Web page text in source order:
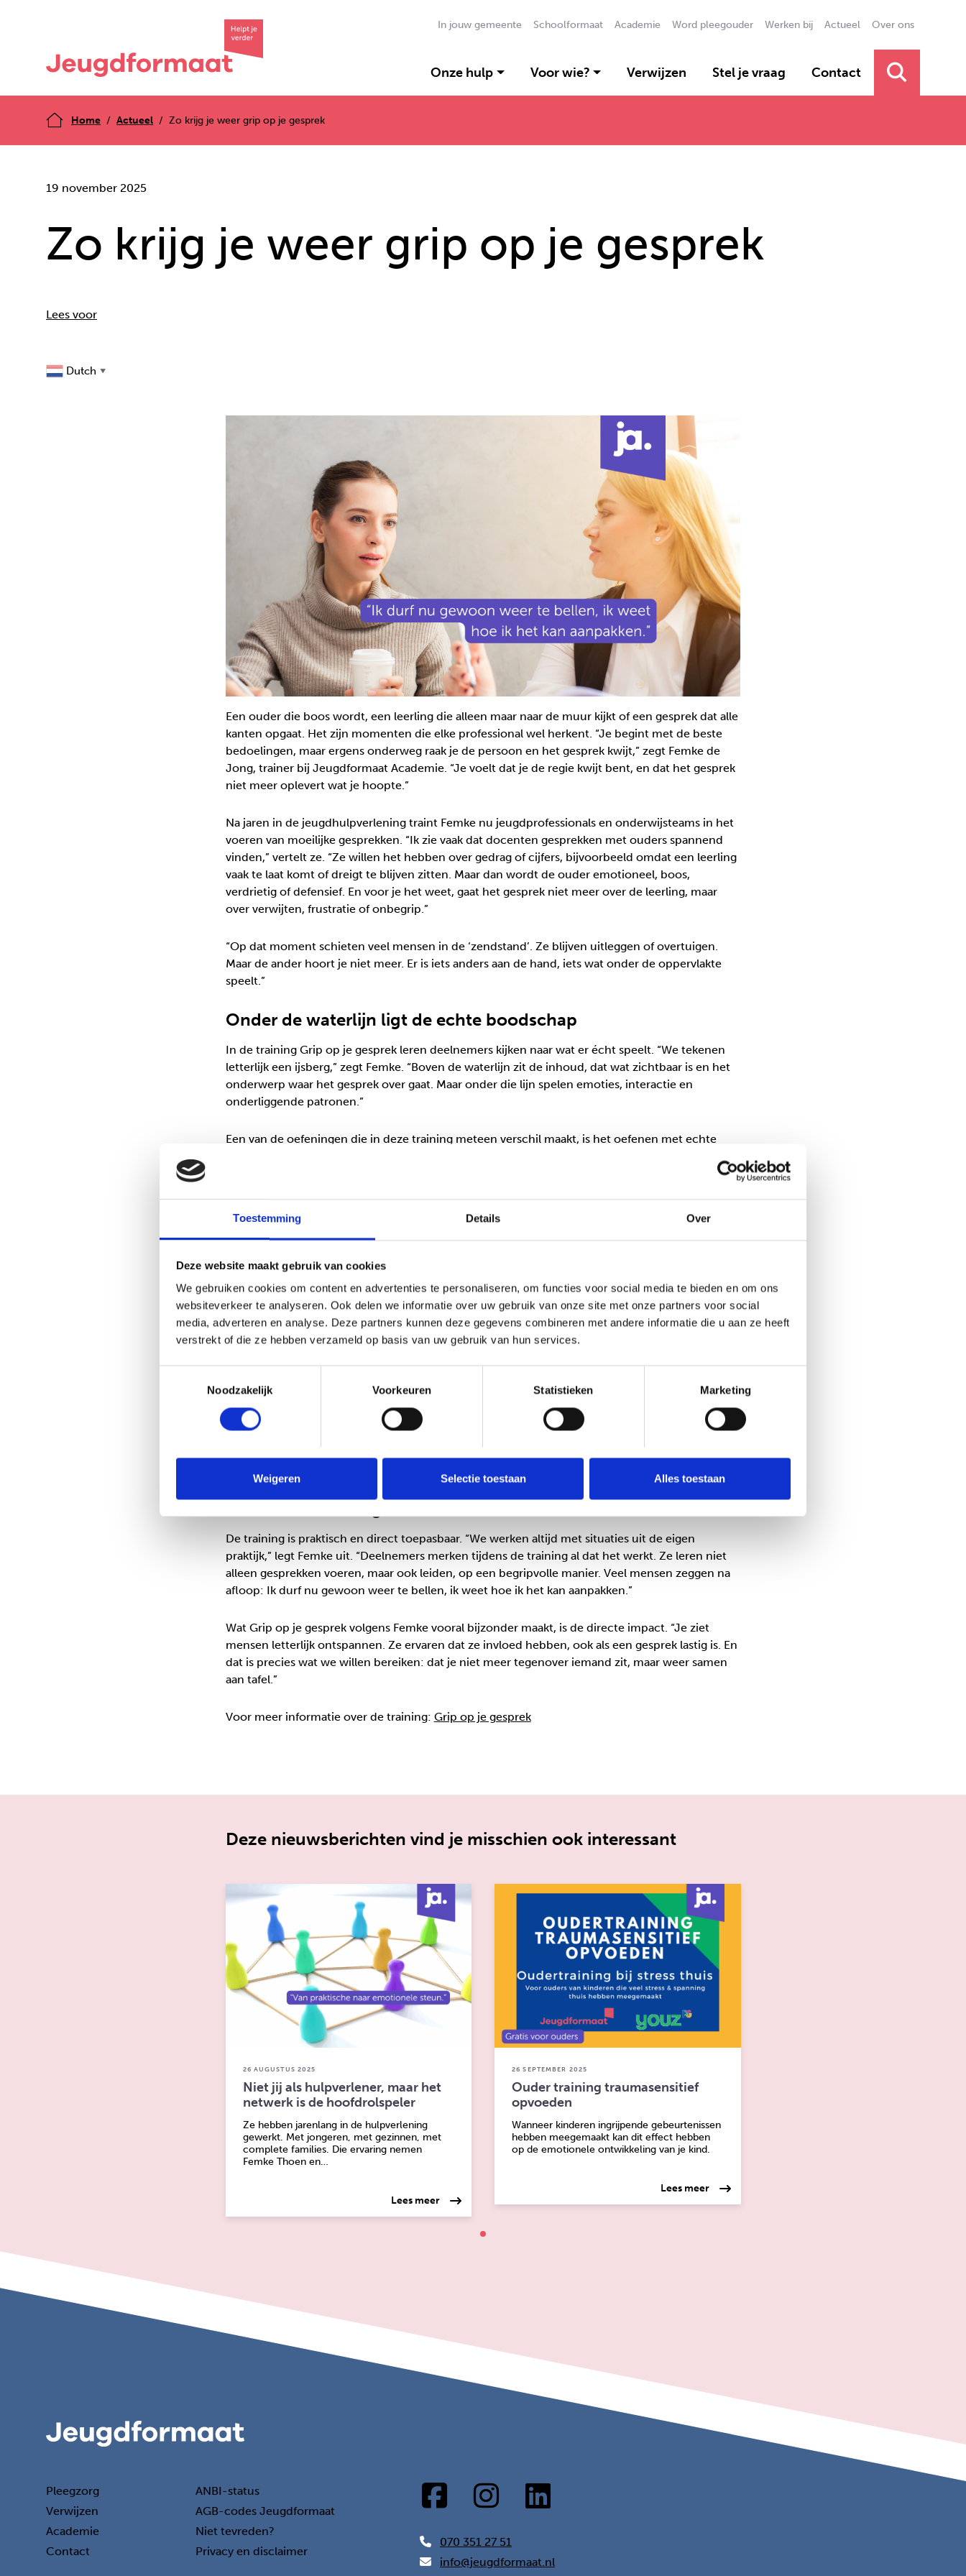
Toestemming Details Over
Deze website maakt gebruik van cookies
We gebruiken cookies om content en advertenties te personaliseren, om functies voor social media te bieden en om ons
websiteverkeer te analyseren. Ook delen we informatie over uw gebruik van onze site met onze partners voor social
media, adverteren en analyse. Deze partners kunnen deze gegevens combineren met andere informatie die u aan ze heeft
verstrekt of die ze hebben verzameld op basis van uw gebruik van hun services.
Noodzakelijk
Voorkeuren Statistieken Marketing
Weigeren Selectie toestaan Alles toestaan
Home Actueel Zo krijg je weer grip op je gesprek
19 november 2025
Zo krijg je weer grip op je gesprek
Lees voor
Dutch ▼
Een ouder die boos wordt, een leerling die alleen maar naar de muur kijkt of een gesprek dat alle
kanten opgaat. Het zijn momenten die elke professional wel herkent. “Je begint met de beste
bedoelingen, maar ergens onderweg raak je de persoon en het gesprek kwijt,” zegt Femke de
Jong, trainer bij Jeugdformaat Academie. “Je voelt dat je de regie kwijt bent, en dat het gesprek
niet meer oplevert wat je hoopte.”
Na jaren in de jeugdhulpverlening traint Femke nu jeugdprofessionals en onderwijsteams in het
voeren van moeilijke gesprekken. “Ik zie vaak dat docenten gesprekken met ouders spannend
vinden,” vertelt ze. “Ze willen het hebben over gedrag of cijfers, bijvoorbeeld omdat een leerling
vaak te laat komt of dreigt te blijven zitten. Maar dan wordt de ouder emotioneel, boos,
verdrietig of defensief. En voor je het weet, gaat het gesprek niet meer over de leerling, maar
over verwijten, frustratie of onbegrip.”
“Op dat moment schieten veel mensen in de ‘zendstand’. Ze blijven uitleggen of overtuigen.
Maar de ander hoort je niet meer. Er is iets anders aan de hand, iets wat onder de oppervlakte
speelt.”
Onder de waterlijn ligt de echte boodschap
In de training Grip op je gesprek leren deelnemers kijken naar wat er écht speelt. “We tekenen
letterlijk een ijsberg,” zegt Femke. “Boven de waterlijn zit de inhoud, dat wat zichtbaar is en het
onderwerp waar het gesprek over gaat. Maar onder die lijn spelen emoties, interactie en
onderliggende patronen.”
Een van de oefeningen die in deze training meteen verschil maakt, is het oefenen met echte
ouders die meteen een stortvloed aan woorden geven zodra ze de telefoon opnemen. Hij kwam
oppervlakte leeft, en van daaruit eventueel te begrenzen. Zo behoud je regie, maar blijf je wel in
verbinding.”
Van zenden naar begrijpen
Volgens Femke is de grootste valkuil dat professionals te veel gaan ‘zenden’. “Je wilt graag
uitleggen of overtuigen, maar dat werkt niet. Iemand die bang of boos is, hoort je dan gewoon
niet. Pas als je eerst stilstaat bij wat iemand voelt, kun je daarna weer terug naar de inhoud. Soms
is één zin al genoeg: ‘Ik kan me voorstellen dat dit spannend voelt voor u.’ Daarmee open je de
Ze herinnert zich ook een situatie waarin een ouder fel reageerde op een zorgmelding. “De
moeder dacht dat haar kind uit huis geplaatst zou worden, omdat ze dat ooit bij de buurvrouw
De training is praktisch en direct toepasbaar. “We werken altijd met situaties uit de eigen
praktijk,” legt Femke uit. “Deelnemers merken tijdens de training al dat het werkt. Ze leren niet
alleen gesprekken voeren, maar ook leiden, op een begripvolle manier. Veel mensen zeggen na
afloop: Ik durf nu gewoon weer te bellen, ik weet hoe ik het kan aanpakken.”
Wat Grip op je gesprek volgens Femke vooral bijzonder maakt, is de directe impact. “Je ziet
mensen letterlijk ontspannen. Ze ervaren dat ze invloed hebben, ook als een gesprek lastig is. En
dat is precies wat we willen bereiken: dat je niet meer tegenover iemand zit, maar weer samen
aan tafel.”
Voor meer informatie over de training: Grip op je gesprek
Deze nieuwsberichten vind je misschien ook interessant
Niet jij als hulpverlener, maar het
netwerk is de hoofdrolspeler
26 AUGUSTUS 2025
Ze hebben jarenlang in de hulpverlening
gewerkt. Met jongeren, met gezinnen, met
complete families. Die ervaring nemen
Femke Thoen en…
Lees meer
over: Niet jij als hulpverlener, maar het netwerk is de hoofdrolspeler
Ouder training traumasensitief
opvoeden
26 SEPTEMBER 2025
Wanneer kinderen ingrijpende gebeurtenissen
hebben meegemaakt kan dit effect hebben
op de emotionele ontwikkeling van je kind.
Lees meer
In jouw gemeente Schoolformaat Academie Word pleegouder Werken bij Actueel Over ons
Onze hulp Voor wie? Verwijzen Stel je vraag Contact
Pleegzorg
Verwijzen
Academie
Contact
ANBI-status
AGB-codes Jeugdformaat
Niet tevreden?
Privacy en disclaimer
070 351 27 51
info@jeugdformaat.nl